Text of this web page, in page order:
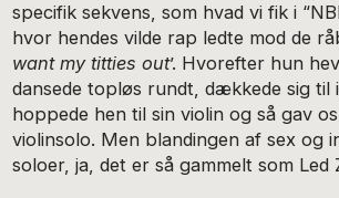
specifik sekvens, som hvad vi fik i
hvor hendes vilde rap ledte mod de
want my titties out’. Hvorefter hun
dansede topløs rundt, dækkede sig til
hoppede hen til sin violin og så gav
violinsolo. Men blandingen af sex og
soloer, ja, det er så gammelt som Led